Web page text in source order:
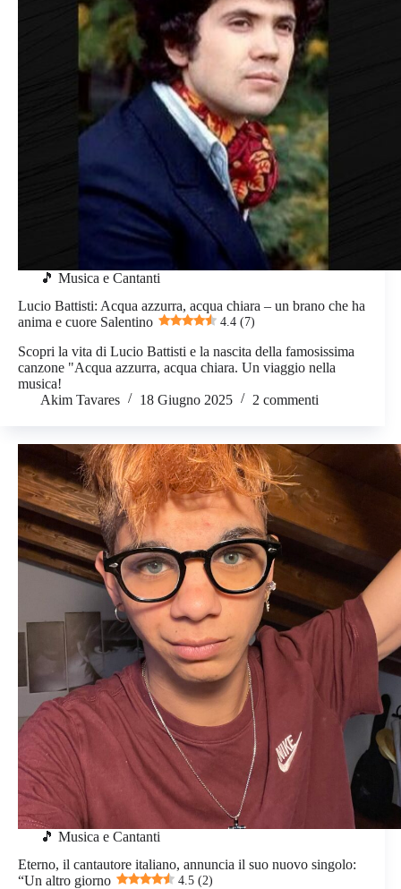
🎵 Musica e Cantanti
Lucio Battisti: Acqua azzurra, acqua chiara – un brano che ha
anima e cuore Salentino
4.4 (7)
Scopri la vita di Lucio Battisti e la nascita della famosissima
canzone "Acqua azzurra, acqua chiara. Un viaggio nella
musica!
Akim Tavares
18 Giugno 2025 2 commenti
🎵 Musica e Cantanti
Eterno, il cantautore italiano, annuncia il suo nuovo singolo:
“Un altro giorno
4.5 (2)